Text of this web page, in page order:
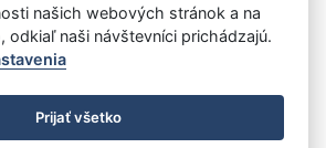
sociálnych vecí a rodiny Košice
práva vyhradené
Zmluvy do 31.12.2010
našich webových stránok a na
odkiaľ naši návštevníci prichádzajú.
Prijať všetko